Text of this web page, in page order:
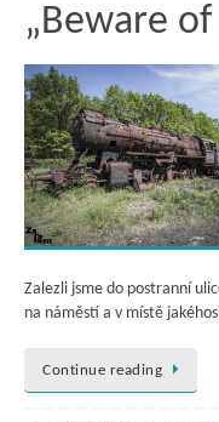
„Beware
Zalezli jsme do postranní
na náměstí a v místě
Continue reading